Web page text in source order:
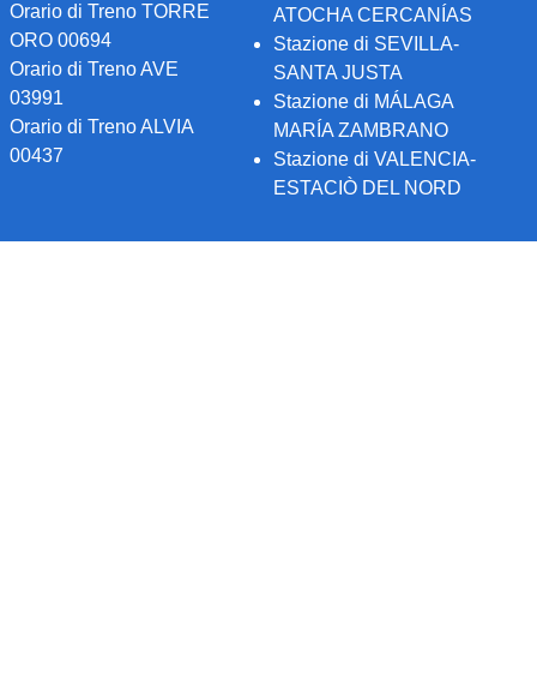
Orario di Treno TORRE
ORO 00694
Orario di Treno AVE
03991
Orario di Treno ALVIA
00437
ATOCHA CERCANÍAS
Stazione di SEVILLA-
SANTA JUSTA
Stazione di MÁLAGA
MARÍA ZAMBRANO
Stazione di VALENCIA-
ESTACIÒ DEL NORD